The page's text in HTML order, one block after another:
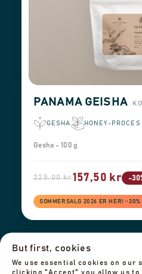
PANAMA GEISHA
GESHA HONEY-PROCES
Gesha - 100 g
225,00 kr157,50 kr -
SOMMERSALG 2026 ER HER!
Leveringsinformation
Privatlivspolitik
But first, cookies
We use essential cookies on our
clicking "Accept" you allow us to